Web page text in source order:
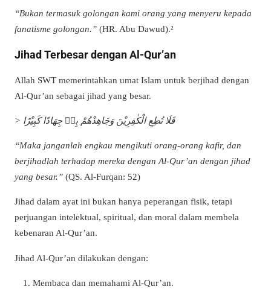
“Bukan termasuk golongan kami orang yang menyeru kepada
fanatisme golongan.” (HR. Abu Dawud).²
Jihad Terbesar dengan Al-Qur’an
Allah SWT memerintahkan umat Islam untuk berjihad dengan
Al-Qur’an sebagai jihad yang besar.
> فَلَا تُطِعِ الْكٰفِرِيْنَ وَجَاهِدْهُمْ بِهٖ جِهَادًا كَبِيْرًا
“Maka janganlah engkau mengikuti orang-orang kafir, dan
berjihadlah terhadap mereka dengan Al-Qur’an dengan jihad
yang besar.” (QS. Al-Furqan: 52)
Jihad dalam ayat ini bukan hanya peperangan fisik, tetapi
perjuangan intelektual, spiritual, dan moral dalam membela
kebenaran Al-Qur’an.
Jihad Al-Qur’an dilakukan dengan:
Membaca dan memahami Al-Qur’an.